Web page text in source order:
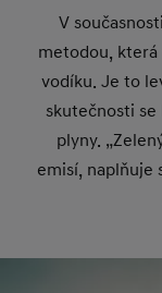
V
metodou, která
vodíku. Je to
skutečnosti
plyny.
emisí, naplňuje